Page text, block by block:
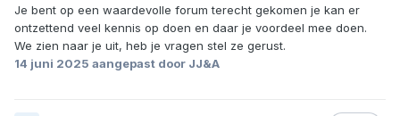
Je bent op een waardevolle forum terecht gekomen je kan er
ontzettend veel kennis op doen en daar je voordeel mee doen.
We zien naar je uit, heb je vragen stel ze gerust.
14 juni 2025 aangepast door JJ&A